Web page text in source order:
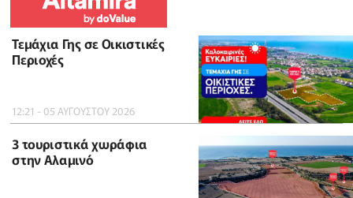
Τεμάχια Γης σε Οικιστικές
Περιοχές
12:21 - 05 ΑΥΓΟΥΣΤΟΥ 2026
3 τουριστικά χωράφια
στην Αλαμινό